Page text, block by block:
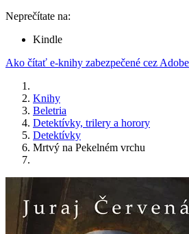
Neprečítate na:
Kindle
Ako čítať e-knihy zabezpečené cez
Knihy
Beletria
Detektívky, trilery a horory
Detektívky
Mrtvý na Pekelném vrchu